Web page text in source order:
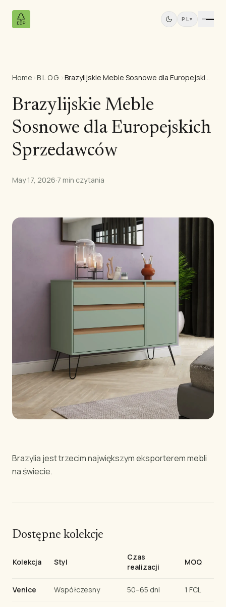
PL▾
Produkty
Wszystkie produkty
Sklejka sosnowa
Panele z drewna litego
Płyty MDF
Tarcica
Drzwi
Stany Zjednoczone
Unia Europejska
Wielka Brytania
Bliski Wschód
Narzędzia
Kalkulator Ładunku Sklejki
Porównaj gatunki
Home ›BLOG › Brazylijskie Meble Sosnowe dla Europejskich Sprzedawców
Brazylijskie Meble
Sosnowe dla Europejskich
Sprzedawców
May 17, 2026·7 min czytania
Brazylia jest trzecim największym eksporterem mebli
na świecie.
Dostępne kolekcje
Kolekcja Styl
Czas
realizacji
MOQ
Venice Współczesny 50–65 dni 1 FCL